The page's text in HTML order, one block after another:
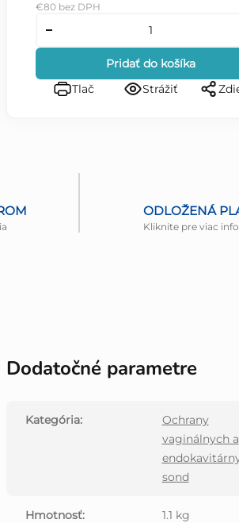
€80 bez DPH
Pridať do košíka
Tlač
Strážiť
ODLOŽENÁ
Kliknite pre viac
Dodatočné parametre
Kategória:
Ochrany
vaginálnych a
sond
Hmotnosť: 1.1 kg